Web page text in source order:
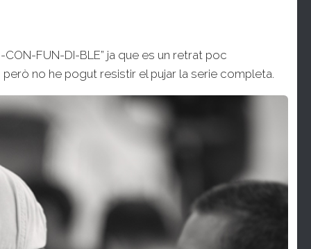
FUN-DI-BLE” ja que es un retrat poc
no he pogut resistir el pujar la serie completa.